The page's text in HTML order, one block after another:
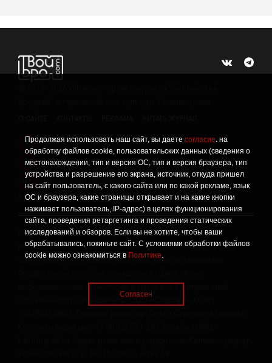
Продолжая использовать наш сайт, вы даете согласие. на
обработку файлов cookie, пользовательских данных (сведения о
местонахождении, тип и версия ОС, тип и версия браузера, тип
устройства и разрешение его экрана, источник, откуда пришел
на сайт пользователь, с какого сайта или по какой рекламе, язык
ОС и браузера, какие страницы открывает и на какие кнопки
нажимает пользователь, IP-адрес) в целях функционирования
сайта, проведения ретаргетинга и проведения статических
исследований и обзоров. Если вы не хотите, чтобы ваши
обрабатывались, покиньте сайт. С условиями обработки файлов
cookie можно ознакомиться в Политике.
Согласен
! Политика конфиденциальности
! Информация о проведении СОУТ
Данный сайт не предназначен для просмотра лицам
младше 16 лет.
Сетевое издание «Твой Бро», реестровая запись о
регистрации средства массовой информации: серия Эл №
ФС77-86309 от 17 ноября 2023 года, зарегистрировано